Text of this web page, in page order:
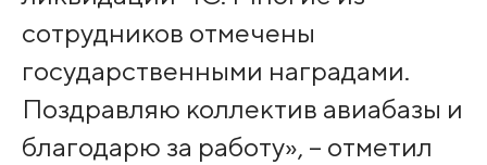
сотрудников отмечены
государственными наградами.
Поздравляю коллектив авиабазы и
благодарю за работу», – отметил